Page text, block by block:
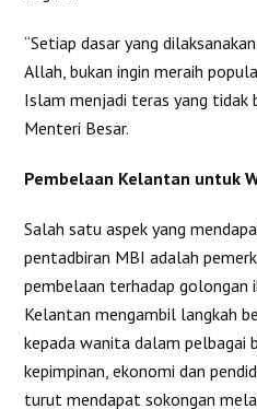
“Setiap dasar yang
Allah, bukan ingin meraih
Islam menjadi teras yang tidak
Menteri Besar.
Pembelaan Kelantan untuk
Salah satu aspek yang
pentadbiran MBI adalah
pembelaan terhadap golongan
Kelantan mengambil langkah
kepada wanita dalam pelbagai
kepimpinan, ekonomi dan
turut mendapat sokongan